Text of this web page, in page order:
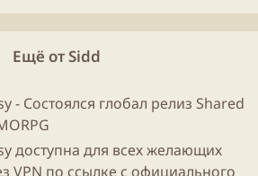
на полный
Ещё от Sidd
- Состоялся глобал релиз Shared
доступна для всех желающих
VPN по ссылке с официального